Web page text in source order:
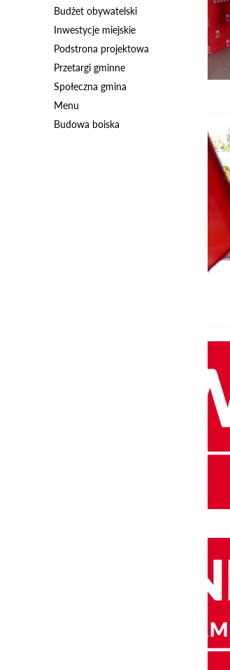
Budżet obywatelski
Inwestycje miejskie
Podstrona projektowa
Przetargi gminne
Społeczna gmina
Menu
Budowa boiska